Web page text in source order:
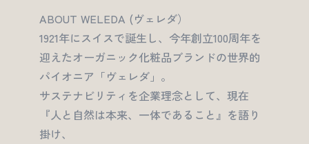
ABOUT WELEDA (ヴェレダ）
1921年にスイスで誕生し、今年創立100周年を
迎えたオーガニック化粧品ブランドの世界的
パイオニア「ヴェレダ」。
サステナビリティを企業理念として、現在
『人と自然は本来、一体であること』を語り
掛け、